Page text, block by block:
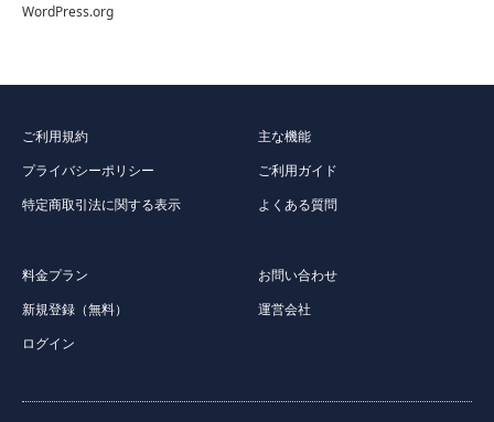
WordPress.org
ご利用規約
プライバシーポリシー
特定商取引法に関する表示
主な機能
ご利用ガイド
よくある質問
料金プラン
新規登録（無料）
ログイン
お問い合わせ
運営会社